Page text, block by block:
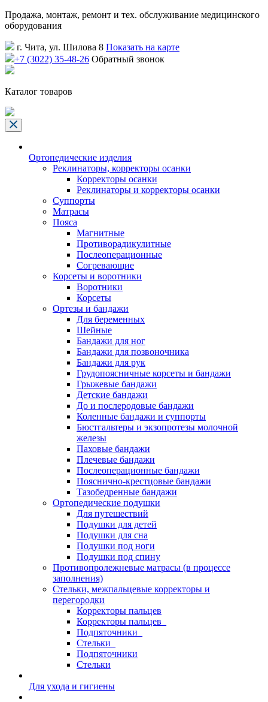
Продажа, монтаж, ремонт и тех. обслуживание медицинского
оборудования
г. Чита, ул. Шилова 8 Показать на карте
+7 (3022) 35-48-26 Обратный звонок
Каталог товаров
Ортопедические изделия
Реклинаторы, корректоры осанки
Корректоры осанки
Реклинаторы и корректоры осанки
Суппорты
Матрасы
Пояса
Магнитные
Противорадикулитные
Послеоперационные
Согревающие
Корсеты и воротники
Воротники
Корсеты
Ортезы и бандажи
Для беременных
Шейные
Бандажи для ног
Бандажи для позвоночника
Бандажи для рук
Грудопоясничные корсеты и бандажи
Грыжевые бандажи
Детские бандажи
До и послеродовые бандажи
Коленные бандажи и суппорты
Бюстгальтеры и экзопротезы молочной
железы
Паховые бандажи
Плечевые бандажи
Послеоперационные бандажи
Пояснично-крестцовые бандажи
Тазобедренные бандажи
Ортопедические подушки
Для путешествий
Подушки для детей
Подушки для сна
Подушки под ноги
Подушки под спину
Противопролежневые матрасы (в процессе
заполнения)
Стельки, межпальцевые корректоры и
перегородки
Корректоры пальцев
Корректоры пальцев_
Подпяточники_
Стельки_
Подпяточники
Стельки
Для ухода и гигиены